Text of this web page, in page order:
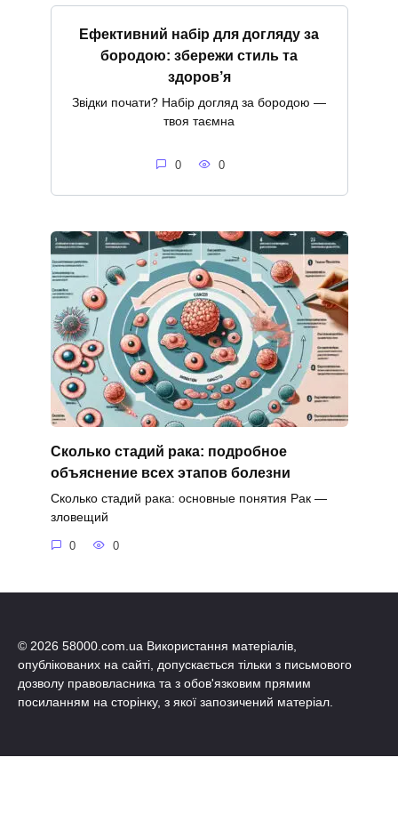
Ефективний набір для догляду за
бородою: збережи стиль та
здоров’я
Звідки почати? Набір догляд за бородою —
твоя таємна
0 0
Сколько стадий рака: подробное
объяснение всех этапов болезни
Сколько стадий рака: основные понятия Рак —
зловещий
0 0
© 2026 58000.com.ua Використання матеріалів,
опублікованих на сайті, допускається тільки з письмового
дозволу правовласника та з обов'язковим прямим
посиланням на сторінку, з якої запозичений матеріал.